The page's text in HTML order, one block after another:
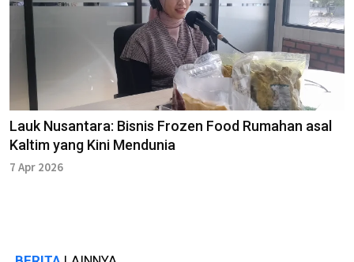
Lauk Nusantara: Bisnis Frozen Food Rumahan asal
Kaltim yang Kini Mendunia
7 Apr 2026